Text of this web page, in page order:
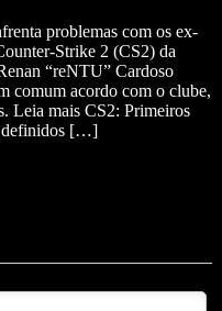
problemas com os ex-
Strike 2 (CS2) da
“reNTU” Cardoso
comum acordo com o clube,
Leia mais CS2: Primeiros
definidos […]